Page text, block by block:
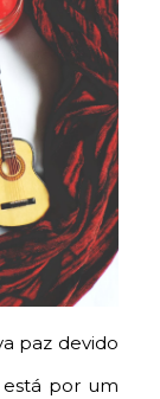
paz devido
por um